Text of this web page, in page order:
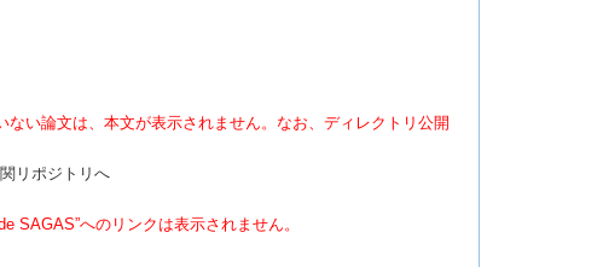
ない論文は、本文が表示されません。なお、ディレクトリ公開
リポジトリへ
SAGAS”へのリンクは表示されません。